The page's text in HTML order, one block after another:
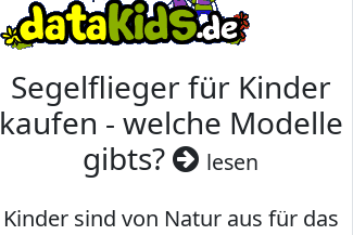
Segelflieger für Kinder
kaufen - welche Modelle
gibts?
lesen
Kinder sind von Natur aus für das